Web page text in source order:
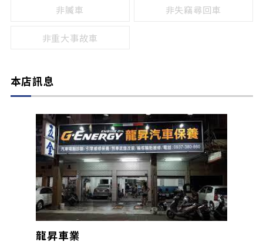
非贓車 非失竊尋回車
非重大事故車
本店訊息
龍昇車業